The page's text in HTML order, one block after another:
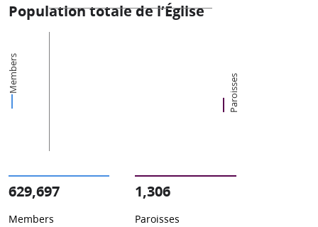
Population totale de l’Église
Members Paroisses
629,697
Members
1,306
Paroisses